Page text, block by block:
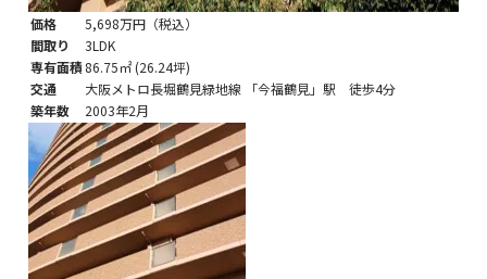
価格 5,698万円 （税込）
間取り
3LDK
専有面積86.75㎡ (26.24坪)
交通
大阪メトロ長堀鶴見緑地線 「今福鶴見」駅 徒歩4分
築年数
2003年2月